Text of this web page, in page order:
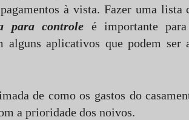
à vista. Fazer uma lista
para controle é importante
alguns aplicativos que podem ser
de como os gastos do
a prioridade dos noivos.